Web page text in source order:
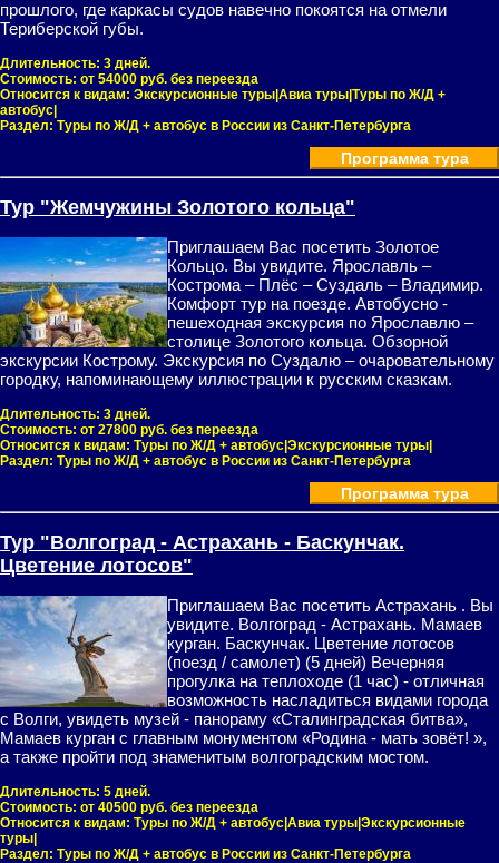
прошлого, где каркасы судов навечно покоятся на отмели
Териберской губы.
Длительность: 3 дней.
Стоимость: от 54000 руб. без переезда
Относится к видам: Экскурсионные туры|Авиа туры|Туры по Ж/Д +
автобус|
Раздел: Туры по Ж/Д + автобус в России из Санкт-Петербурга
Программа тура
Тур "Жемчужины Золотого кольца"
Приглашаем Вас посетить Золотое
Кольцо. Вы увидите. Ярославль –
Кострома – Плёс – Суздаль – Владимир.
Комфорт тур на поезде. Автобусно -
пешеходная экскурсия по Ярославлю –
столице Золотого кольца. Обзорной
экскурсии Кострому. Экскурсия по Суздалю – очаровательному
городку, напоминающему иллюстрации к русским сказкам.
Длительность: 3 дней.
Стоимость: от 27800 руб. без переезда
Относится к видам: Туры по Ж/Д + автобус|Экскурсионные туры|
Раздел: Туры по Ж/Д + автобус в России из Санкт-Петербурга
Программа тура
Тур "Волгоград - Астрахань - Баскунчак.
Цветение лотосов"
Приглашаем Вас посетить Астрахань . Вы
увидите. Волгоград - Астрахань. Мамаев
курган. Баскунчак. Цветение лотосов
(поезд / самолет) (5 дней) Вечерняя
прогулка на теплоходе (1 час) - отличная
возможность насладиться видами города
с Волги, увидеть музей - панораму «Сталинградская битва»,
Мамаев курган с главным монументом «Родина - мать зовёт! »,
а также пройти под знаменитым волгоградским мостом.
Длительность: 5 дней.
Стоимость: от 40500 руб. без переезда
Относится к видам: Туры по Ж/Д + автобус|Авиа туры|Экскурсионные
туры|
Раздел: Туры по Ж/Д + автобус в России из Санкт-Петербурга